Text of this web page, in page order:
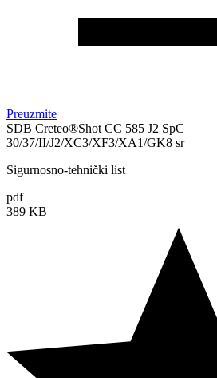
Preuzmite
SDB Creteo®Shot CC 585 J2 SpC
30/37/II/J2/XC3/XF3/XA1/GK8 sr
Sigurnosno-tehnički list
pdf
389 KB